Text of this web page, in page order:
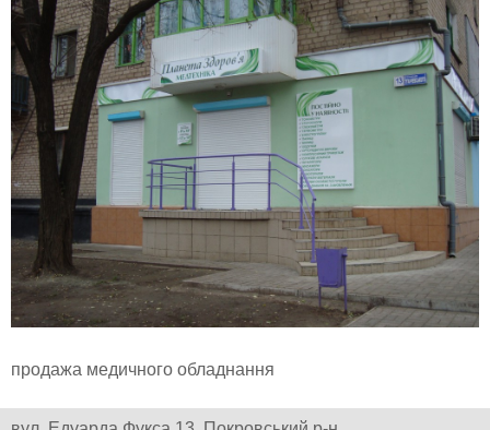
продажа медичного обладнання